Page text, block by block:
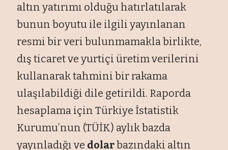
altın yatırımı olduğu hatırlatılarak
bunun boyutu ile ilgili yayınlanan
resmi bir veri bulunmamakla birlikte,
dış ticaret ve yurtiçi üretim verilerini
kullanarak tahmini bir rakama
ulaşılabildiği dile getirildi. Raporda
hesaplama için Türkiye İstatistik
Kurumu’nun (TÜİK) aylık bazda
yayınladığı ve dolarbazındaki altın